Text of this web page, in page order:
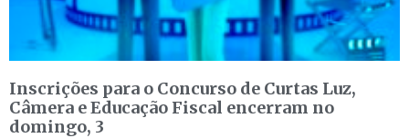
Inscrições para o Concurso de Curtas Luz,
Câmera e Educação Fiscal encerram no
domingo, 3